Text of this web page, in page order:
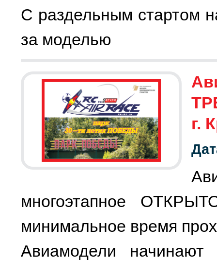
С раздельным стартом
за моделью
г.
многоэтапное
минимальное время
Авиамодели